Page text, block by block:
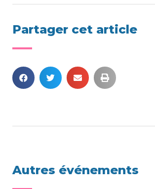
Partager cet article
Autres événements